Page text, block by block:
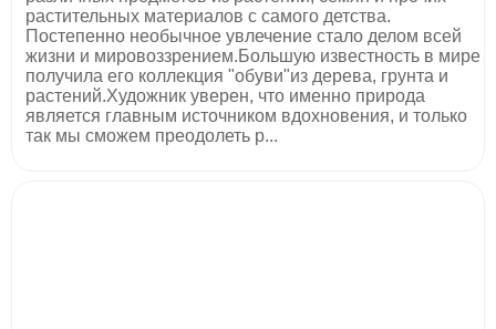
растительных материалов с самого детства.
Постепенно необычное увлечение стало делом всей
жизни и мировоззрением.Большую известность в мире
получила его коллекция "обуви"из дерева, грунта и
растений.Художник уверен, что именно природа
является главным источником вдохновения, и только
так мы сможем преодолеть р...